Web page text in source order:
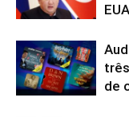
EUA
de